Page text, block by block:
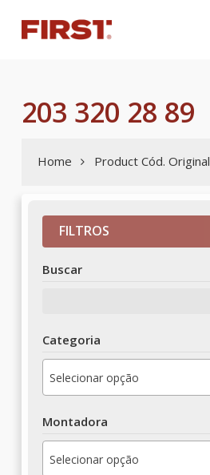
main
203 320 28 89
Home Product Cód. Original
FILTROS
Buscar
Categoria
Selecionar opção
Montadora
Selecionar opção